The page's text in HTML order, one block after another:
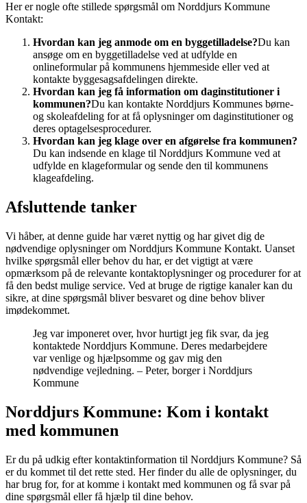
Her er nogle ofte stillede spørgsmål om Norddjurs Kommune
Kontakt:
Hvordan kan jeg anmode om en byggetilladelse?Du kan
ansøge om en byggetilladelse ved at udfylde en
onlineformular på kommunens hjemmeside eller ved at
kontakte byggesagsafdelingen direkte.
Hvordan kan jeg få information om daginstitutioner i
kommunen?Du kan kontakte Norddjurs Kommunes børne-
og skoleafdeling for at få oplysninger om daginstitutioner og
deres optagelsesprocedurer.
Hvordan kan jeg klage over en afgørelse fra kommunen?
Du kan indsende en klage til Norddjurs Kommune ved at
udfylde en klageformular og sende den til kommunens
klageafdeling.
Afsluttende tanker
Vi håber, at denne guide har været nyttig og har givet dig de
nødvendige oplysninger om Norddjurs Kommune Kontakt. Uanset
hvilke spørgsmål eller behov du har, er det vigtigt at være
opmærksom på de relevante kontaktoplysninger og procedurer for at
få den bedst mulige service. Ved at bruge de rigtige kanaler kan du
sikre, at dine spørgsmål bliver besvaret og dine behov bliver
imødekommet.
Jeg var imponeret over, hvor hurtigt jeg fik svar, da jeg
kontaktede Norddjurs Kommune. Deres medarbejdere
var venlige og hjælpsomme og gav mig den
nødvendige vejledning. – Peter, borger i Norddjurs
Kommune
Norddjurs Kommune: Kom i kontakt
med kommunen
Er du på udkig efter kontaktinformation til Norddjurs Kommune? Så
er du kommet til det rette sted. Her finder du alle de oplysninger, du
har brug for, for at komme i kontakt med kommunen og få svar på
dine spørgsmål eller få hjælp til dine behov.